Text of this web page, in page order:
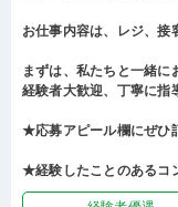
お仕事内容は、レジ、接
まずは、私たちと一緒に
経験者大歓迎、丁寧に指
★応募アピール欄にぜひ
★経験したことのあるコ